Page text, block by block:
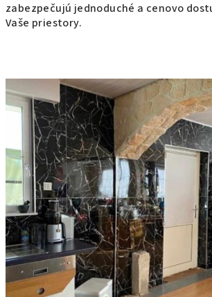
zabezpečujú jednoduché a cenovo
Vaše priestory.